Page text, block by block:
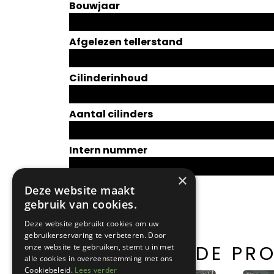
Bouwjaar
Afgelezen tellerstand
Cilinderinhoud
Aantal cilinders
Intern nummer
GERELATEERDE
×
Deze website maakt
gebruik van cookies.
Deze website gebruikt cookies om uw
gebruikerservaring te verbeteren. Door
onze website te gebruiken, stemt u in met
alle cookies in overeenstemming met ons
Cookiebeleid. Lees verder